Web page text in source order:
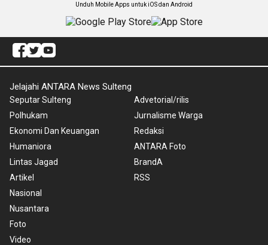
Unduh Mobile Apps untuk iOS dan Android
Jelajahi ANTARA News Sulteng
Seputar Sulteng
Polhukam
Ekonomi Dan Keuangan
Humaniora
Lintas Jagad
Artikel
Nasional
Nusantara
Foto
Video
Advetorial/rilis
Jurnalisme Warga
Redaksi
ANTARA Foto
BrandA
RSS